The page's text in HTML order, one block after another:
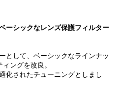
ーシックなレンズ保護フィルター
として、ベーシックなラインナッ
ングを改良。
化されたチューニングとしまし